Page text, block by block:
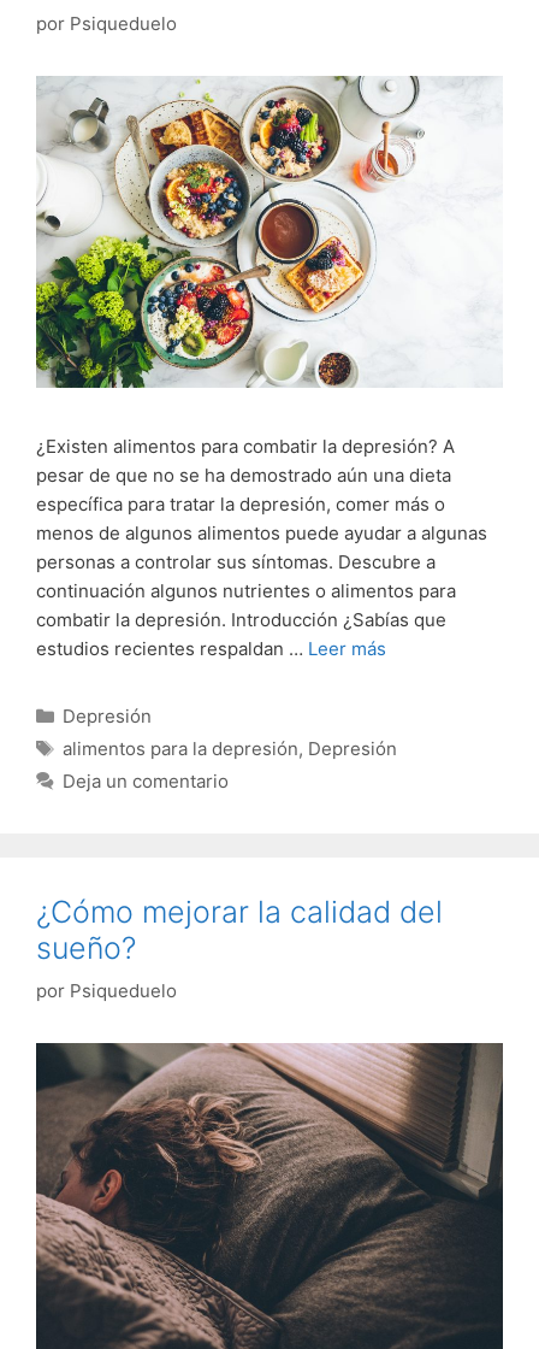
por Psiqueduelo
¿Existen alimentos para combatir la depresión? A
pesar de que no se ha demostrado aún una dieta
específica para tratar la depresión, comer más o
menos de algunos alimentos puede ayudar a algunas
personas a controlar sus síntomas. Descubre a
continuación algunos nutrientes o alimentos para
combatir la depresión. Introducción ¿Sabías que
estudios recientes respaldan … Leer más
Categorías
Depresión
Etiquetas
alimentos para la depresión, Depresión
Deja un comentario
¿Cómo mejorar la calidad del
sueño?
por Psiqueduelo